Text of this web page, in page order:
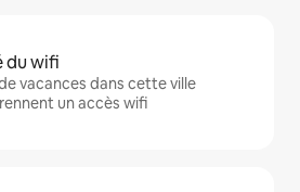
du wifi
vacances dans cette ville
un accès wifi